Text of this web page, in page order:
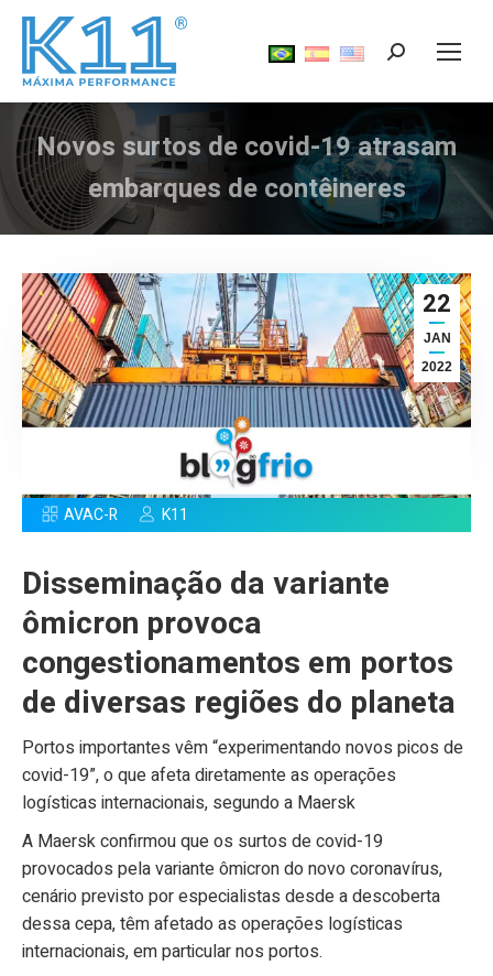
Search:
Novos surtos de covid-19 atrasam
embarques de contêineres
Você está aqui:
22
JAN
2022
AVAC-R K11
Disseminação da variante
ômicron provoca
congestionamentos em portos
de diversas regiões do planeta
Portos importantes vêm “experimentando novos picos de
covid-19”, o que afeta diretamente as operações
logísticas internacionais, segundo a Maersk
A Maersk confirmou que os surtos de covid-19
provocados pela variante ômicron do novo coronavírus,
cenário previsto por especialistas desde a descoberta
dessa cepa, têm afetado as operações logísticas
internacionais, em particular nos portos.